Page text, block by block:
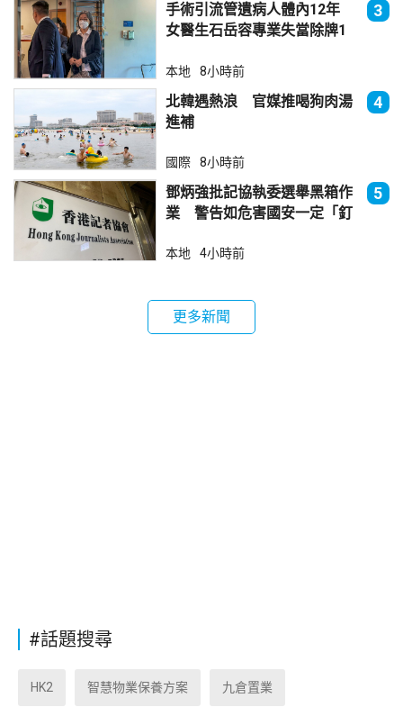
手術引流管遺病人體內12年
女醫生石岳容專業失當除牌1
3
本地 8小時前
北韓遇熱浪 官媒推喝狗肉湯
進補
4
國際 8小時前
鄧炳強批記協執委選舉黑箱作
業 警告如危害國安一定「釘
5
本地 4小時前
更多新聞
#話題搜尋
HK2 智慧物業保養方案 九倉置業